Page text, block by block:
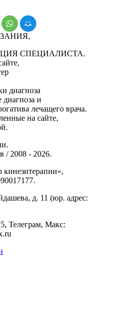
СПЕЦИАЛИСТА.
диагноза
и
лечащего врача.
на сайте,
/ 2008 - 2026.
д. 11 (юр. адрес:
Телеграм, Макс: